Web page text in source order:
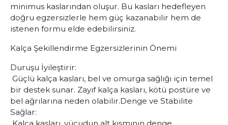
minimus kaslarından oluşur. Bu kasları hedefleyen
doğru egzersizlerle hem güç kazanabilir hem de
istenen formu elde edebilirsiniz.
Kalça Şekillendirme Egzersizlerinin Önemi
Duruşu İyileştirir:
Güçlü kalça kasları, bel ve omurga sağlığı için temel
bir destek sunar. Zayıf kalça kasları, kötü postüre ve
bel ağrılarına neden olabilir.Denge ve Stabilite
Sağlar: